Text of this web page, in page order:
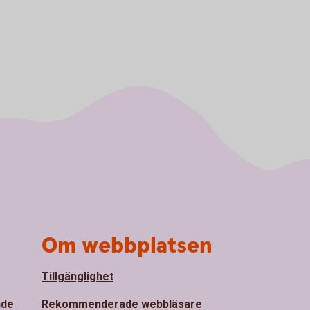
Om webbplatsen
Tillgänglighet
Rekommenderade webbläsare